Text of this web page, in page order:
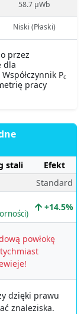
58.7 µWb
Niski (Płaski)
przez
dla
Pc
pracy
stali
Efekt
Standard
+14.5%
powłokę
dzięki prawu
znaleziska.